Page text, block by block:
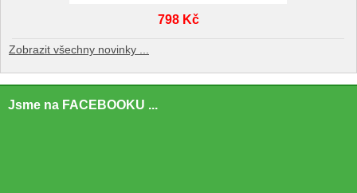
798 Kč
Zobrazit všechny novinky ...
Jsme na FACEBOOKU ...